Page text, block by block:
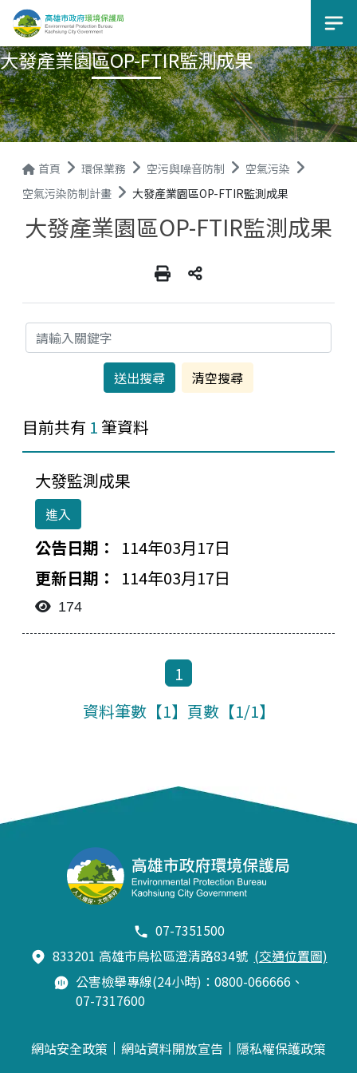
選
大發產業園區OP-FTIR監測成果
首頁 環保業務 空污與噪音防制
空氣污染
空氣污染防制計畫
大發產業園區OP-FTIR監測成果
大發產業園區OP-FTIR監測成果
關鍵字
目前共有 1 筆資料
檔案下載-列表
大發監測成果
進入
114年03月17日
114年03月17日
174
1
資料筆數【1】頁數【1/1】
07-7351500
833201 高雄市鳥松區澄清路834號 (交通位置圖)
公害檢舉專線(24小時)：0800-066666、
07-7317600
網站安全政策 網站資料開放宣告 隱私權保護政策